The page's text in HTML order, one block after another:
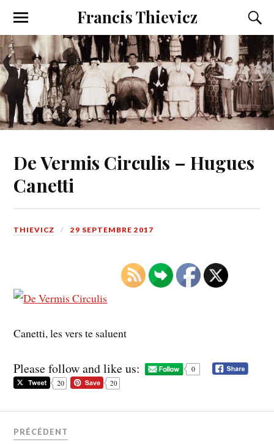
Francis Thievicz
De Vermis Circulis – Hugues
Canetti
THIEVICZ 29 SEPTEMBRE 2017
Canetti, les vers te saluent
Please follow and like us:
0
20
20
PRÉCÉDENT